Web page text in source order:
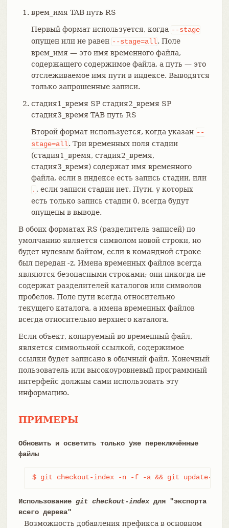
врем_имя TAB путь RS
Первый формат используется, когда --stage
опущен или не равен --stage=all. Поле
врем_имя — это имя временного файла,
содержащего содержимое файла, а путь — это
отслеживаемое имя пути в индексе. Выводятся
только запрошенные записи.
стадия1_время SP стадия2_время SP
стадия3_время TAB путь RS
Второй формат используется, когда указан --
stage=all. Три временных поля стадии
(стадия1_время, стадия2_время,
стадия3_время) содержат имя временного
файла, если в индексе есть запись стадии, или
. , если записи стадии нет. Пути, у которых
есть только запись стадии 0, всегда будут
опущены в выводе.
В обоих форматах RS (разделитель записей) по
умолчанию является символом новой строки, но
будет нулевым байтом, если в командной строке
был передан -z. Имена временных файлов всегда
являются безопасными строками; они никогда не
содержат разделителей каталогов или символов
пробелов. Поле пути всегда относительно
текущего каталога, а имена временных файлов
всегда относительно верхнего каталога.
Если объект, копируемый во временный файл,
является символьной ссылкой, содержимое
ссылки будет записано в обычный файл. Конечный
пользователь или высокоуровневый программный
интерфейс должны сами использовать эту
информацию.
ПРИМЕРЫ
Обновить и осветить только уже переключённые
файлы
$ git checkout-index -n -f -a && git update-
Использование git checkout-indexдля "экспорта
всего дерева"
Возможность добавления префикса в основном